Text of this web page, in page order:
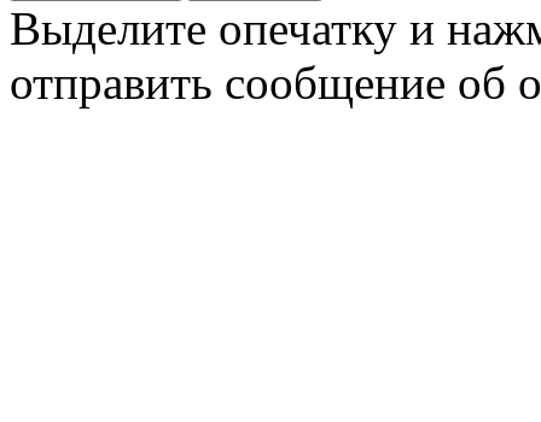
Выделите опечатку и
отправить сообщение об